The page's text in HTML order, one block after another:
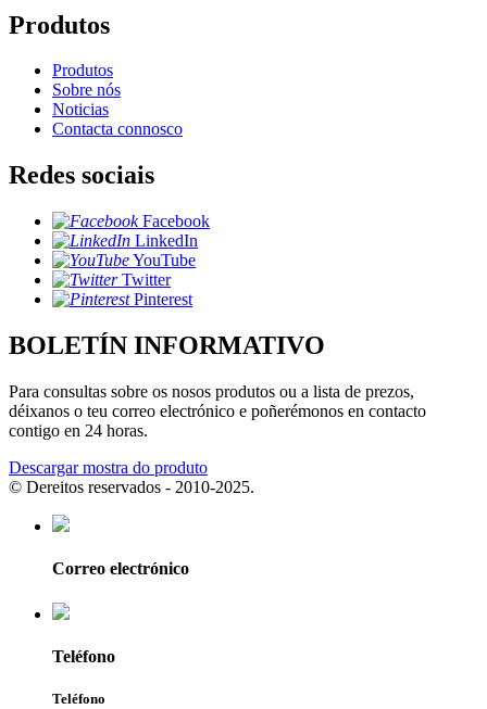
Produtos
Produtos
Sobre nós
Noticias
Contacta connosco
Redes sociais
Facebook
LinkedIn
YouTube
Twitter
Pinterest
BOLETÍN INFORMATIVO
Para consultas sobre os nosos produtos ou a lista de prezos,
déixanos o teu correo electrónico e poñerémonos en contacto
contigo en 24 horas.
Descargar mostra do produto
© Dereitos reservados - 2010-2025.
Correo electrónico
Teléfono
Teléfono